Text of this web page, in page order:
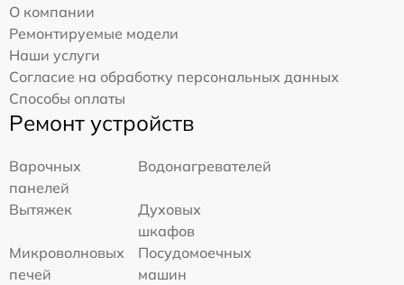
О компании
Ремонтируемые модели
Наши услуги
Согласие на обработку персональных данных
Способы оплаты
Ремонт устройств
Варочных
панелей
Водонагревателей
Вытяжек
Духовых
шкафов
Микроволновых
печей
Посудомоечных
машин